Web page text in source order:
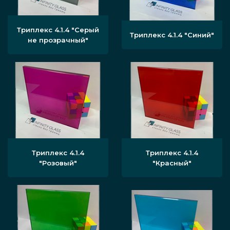
Триплекс 4.1.4 "Серый
не прозрачный"
Триплекс 4.1.4 "Синий"
Триплекс 4.1.4
"Розовый"
Триплекс 4.1.4
"Красный"